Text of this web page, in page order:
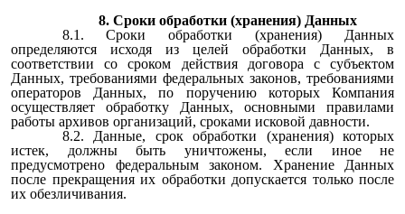
8. Сроки обработки (хранения) Данных
8.1. Сроки обработки (хранения) Данных
определяются исходя из целей обработки Данных, в
соответствии со сроком действия договора с субъектом
Данных, требованиями федеральных законов, требованиями
операторов Данных, по поручению которых Компания
осуществляет обработку Данных, основными правилами
работы архивов организаций, сроками исковой давности.
8.2. Данные, срок обработки (хранения) которых
истек, должны быть уничтожены, если иное не
предусмотрено федеральным законом. Хранение Данных
после прекращения их обработки допускается только после
их обезличивания.